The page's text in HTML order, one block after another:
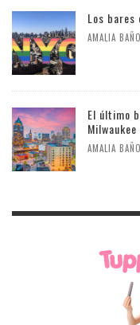
Los bares
AMALIA
El último
Milwaukee
AMALIA